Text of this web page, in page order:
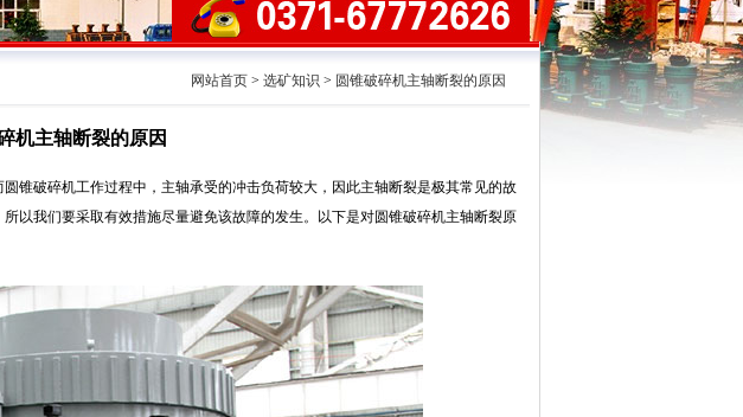
网站首页> 选矿知识 > 圆锥破碎机主轴断裂的原因
机主轴断裂的原因
锥破碎机工作过程中，主轴承受的冲击负荷较大，因此主轴断裂是极其常见的故
以我们要采取有效措施尽量避免该故障的发生。以下是对圆锥破碎机主轴断裂原